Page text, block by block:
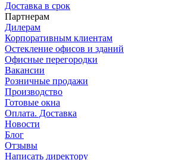
Доставка в срок
Партнерам
Дилерам
Корпоративным клиентам
Остекление офисов и зданий
Офисные перегородки
Вакансии
Розничные продажи
Производство
Готовые окна
Оплата. Доставка
Новости
Блог
Отзывы
Написать директору